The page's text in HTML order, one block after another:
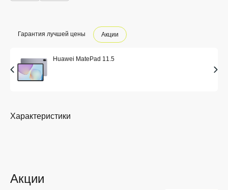
Гарантия лучшей цены Акции
Huawei MatePad 11.5
Акции
Характеристики